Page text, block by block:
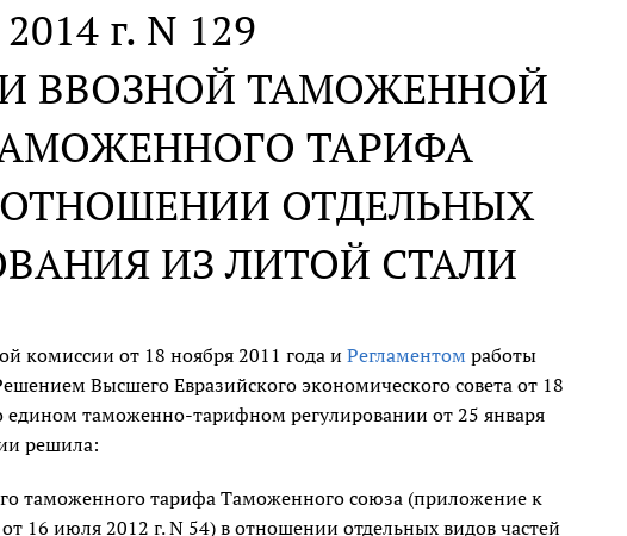
г. N 129
ВВОЗНОЙ ТАМОЖЕННОЙ
ТАРИФА
ОТДЕЛЬНЫХ
ИЗ ЛИТОЙ СТАЛИ
комиссии от 18 ноября 2011 года иРегламентом работы
Высшего Евразийского экономического совета от 18
едином таможенно-тарифном регулировании от 25 января
решила:
таможенного тарифа Таможенного союза (приложение к
16 июля 2012 г. N 54) в отношении отдельных видов частей